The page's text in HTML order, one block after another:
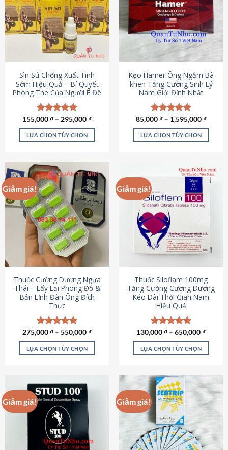
thể.
Các
tùy
chọn
có
thể
được
chọn
trên
trang
sản
phẩm
Sìn Sú Chống Xuất Tinh
Sớm Hiệu Quả – Bí Quyết
Phòng The Của Người Ê Đê
Được xếp
hạng4.95
5 sao
155,000₫ – 295,000₫
LỰA CHỌN TÙY CHỌN
này
có
nhiều
biến
thể.
Các
tùy
chọn
có
thể
chọn
trên
trang
sản
phẩm
Kẹo Hamer Ông Ngậm Bà
khen Tăng Cường Sinh Lý
Nam Giới Đỉnh Nhất
Được xếp
hạng5.00
5 sao
85,000₫– 1,595,000₫
LỰA CHỌN TÙY CHỌN
này
nhiều
biến
tùy
chọn
có
được
chọn
trên
trang
sản
phẩm
Giảm giá!
Thuốc Cường Dương Ngựa
Thái – Lấy Lại Phong Độ &
Bản Lĩnh Đàn Ông Đích
Thực
Được xếp
hạng4.87
5 sao
275,000₫ – 550,000₫
LỰA CHỌN TÙY CHỌN
có
nhiều
biến
thể.
Các
tùy
Giảm giá!
Thuốc Siloflam 100mg
Tăng Cường Cương Dương
Kéo Dài Thời Gian Nam
Hiệu Quả
Được xếp
hạng5.00
5 sao
130,000₫ – 650,000₫
LỰA CHỌN TÙY CHỌN
này
có
nhiều
biến
thể.
Các
tùy
Giảm giá! Giảm giá!